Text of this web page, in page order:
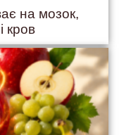
на мозок,
кров